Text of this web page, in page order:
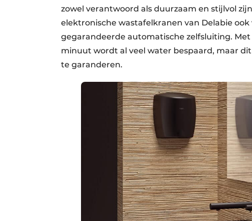
zowel verantwoord als duurzaam en stijlvol
elektronische wastafelkranen van Delabie
gegarandeerde automatische zelfsluiting.
minuut wordt al veel water bespaard, maar
te garanderen.